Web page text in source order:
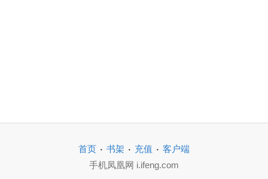
首页 · 书架 · 充值 · 客户端
手机凤凰网 i.ifeng.com